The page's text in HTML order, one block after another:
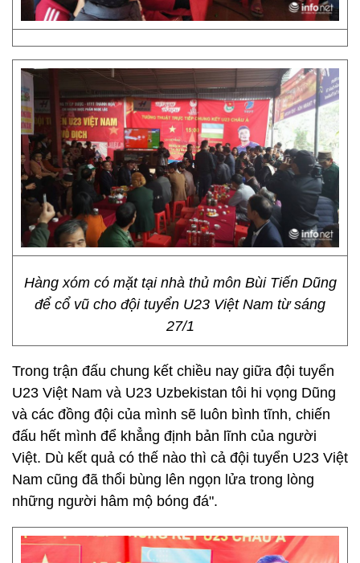
Hàng xóm có mặt tại nhà thủ môn Bùi Tiến Dũng
để cổ vũ cho đội tuyển U23 Việt Nam từ sáng
27/1
Trong trận đấu chung kết chiều nay giữa đội tuyển
U23 Việt Nam và U23 Uzbekistan tôi hi vọng Dũng
và các đồng đội của mình sẽ luôn bình tĩnh, chiến
đấu hết mình để khẳng định bản lĩnh của người
Việt. Dù kết quả có thế nào thì cả đội tuyển U23 Việt
Nam cũng đã thổi bùng lên ngọn lửa trong lòng
những người hâm mộ bóng đá".